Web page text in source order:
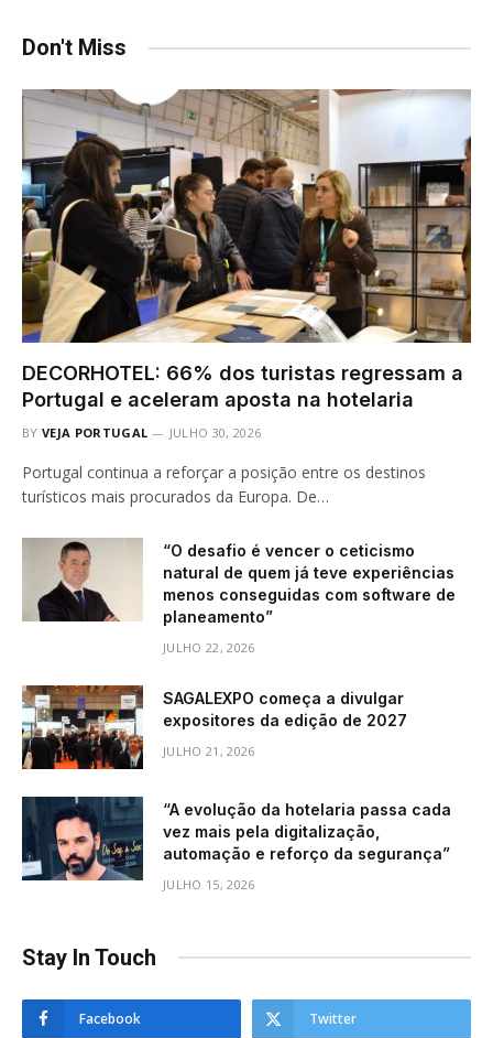
Don't Miss
DECORHOTEL: 66% dos turistas regressam a
Portugal e aceleram aposta na hotelaria
BY VEJA PORTUGAL JULHO 30, 2026
Portugal continua a reforçar a posição entre os destinos
turísticos mais procurados da Europa. De…
“O desafio é vencer o ceticismo
natural de quem já teve experiências
menos conseguidas com software de
planeamento”
JULHO 22, 2026
SAGALEXPO começa a divulgar
expositores da edição de 2027
JULHO 21, 2026
“A evolução da hotelaria passa cada
vez mais pela digitalização,
automação e reforço da segurança”
JULHO 15, 2026
Stay In Touch
Facebook Twitter